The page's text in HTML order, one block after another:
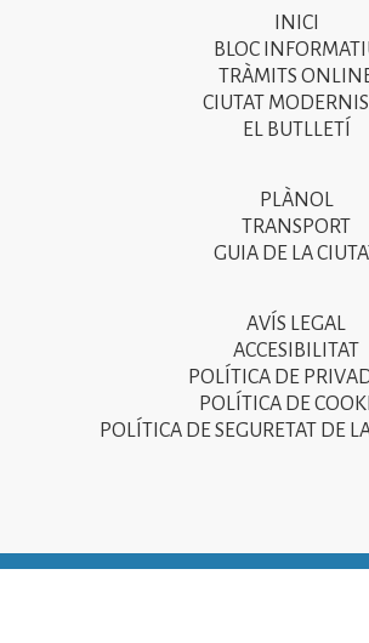
INICI
BLOC
TRÀMITS
CIUTAT
EL BUTLLETÍ
PLÀNOL
TRANSPORT
GUIA DE LA CIUTAT
2025
AVÍS LEGAL
ACCESIBILITAT
POLÍTICA DE
POLÍTICA DE
POLÍTICA DE SEGURETAT DE